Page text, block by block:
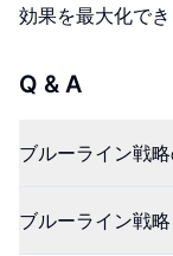
効果を最大化でき
Q & A
ブルーライン戦
ブルーライン戦